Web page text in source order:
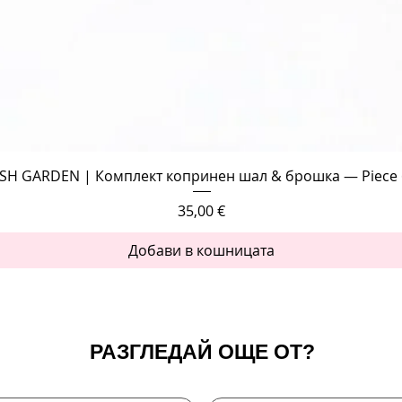
Бърз преглед
GARDEN | Комплект копринен шал & брошка — Piece
Цена
35,00 €
Добави в кошницата
РАЗГЛЕДАЙ ОЩЕ ОТ?